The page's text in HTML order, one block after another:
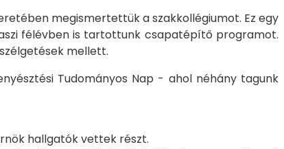
megismertettük a szakkollégiumot. Ez egy
félévben is tartottunk csapatépítő programot.
mellett.
Tudományos Nap - ahol néhány tagunk
hallgatók vettek részt.